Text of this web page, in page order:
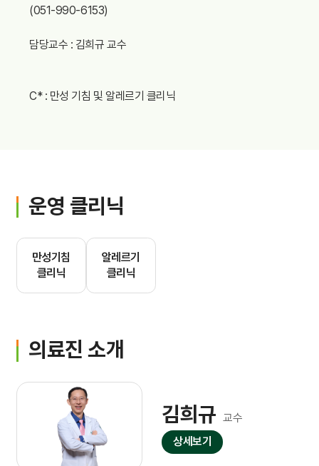
(051-990-6153)
담당교수 : 김희규 교수
C* : 만성 기침 및 알레르기 클리닉
운영 클리닉
만성기침
클리닉
알레르기
클리닉
의료진 소개
김희규 교수
상세보기